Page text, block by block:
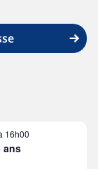
16h00
ans